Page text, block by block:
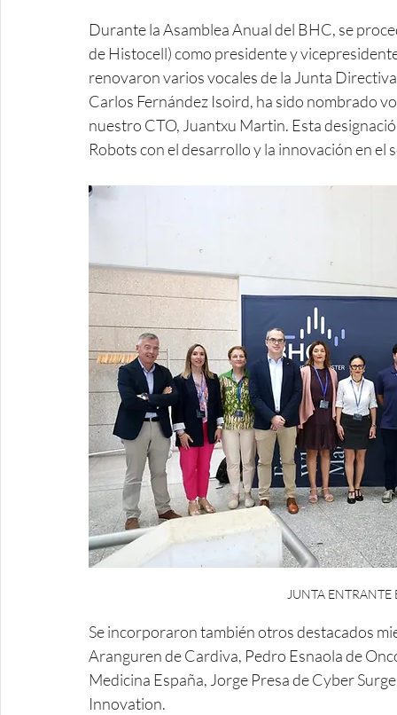
Durante la Asamblea Anual del BHC, se
de Histocell) como presidente y
renovaron varios vocales de la Junta
Carlos Fernández Isoird, ha sido nombrado
nuestro CTO, Juantxu Martin. Esta
Robots con el desarrollo y la innovación en el
JUNTA ENTRANTE
Se incorporaron también otros destacados
Aranguren de Cardiva, Pedro Esnaola de
Medicina España, Jorge Presa de Cyber
Innovation.